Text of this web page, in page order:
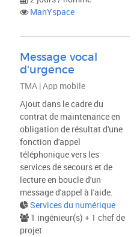
ManYspace
Message vocal
d'urgence
TMA | App mobile
Ajout dans le cadre du
contrat de maintenance en
obligation de résultat d'une
fonction d'appel
téléphonique vers les
services de secours et de
lecture en boucle d'un
message d'appel à l'aide.
Services du numérique
1 ingénieur(s) + 1 chef de
projet